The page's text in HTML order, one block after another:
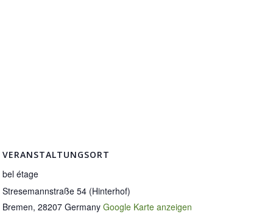
VERANSTALTUNGSORT
bel étage
Stresemannstraße 54 (Hinterhof)
Bremen, 28207 Germany Google Karte anzeigen